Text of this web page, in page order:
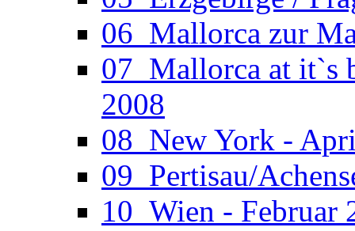
06_Mallorca zur
07_Mallorca at it`s
2008
08_New York -
09_Pertisau/
10_Wien - Februar